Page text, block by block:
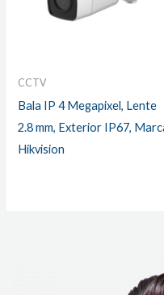
CCTV
Bala IP 4 Megapixel, Lente
2.8 mm, Exterior IP67,
Hikvision